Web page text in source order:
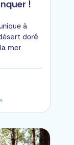
!
à
doré
mer